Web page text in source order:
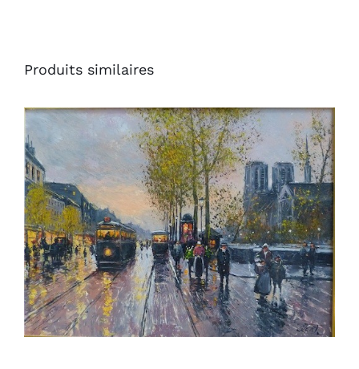
Produits similaires
AJOUTER AU PANIER
/
DÉTAILS